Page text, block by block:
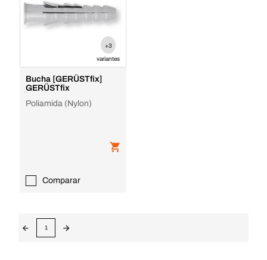
+3
variantes
Bucha [GERÜSTfix]
GERÜSTfix
Poliamida (Nylon)
Comparar
1